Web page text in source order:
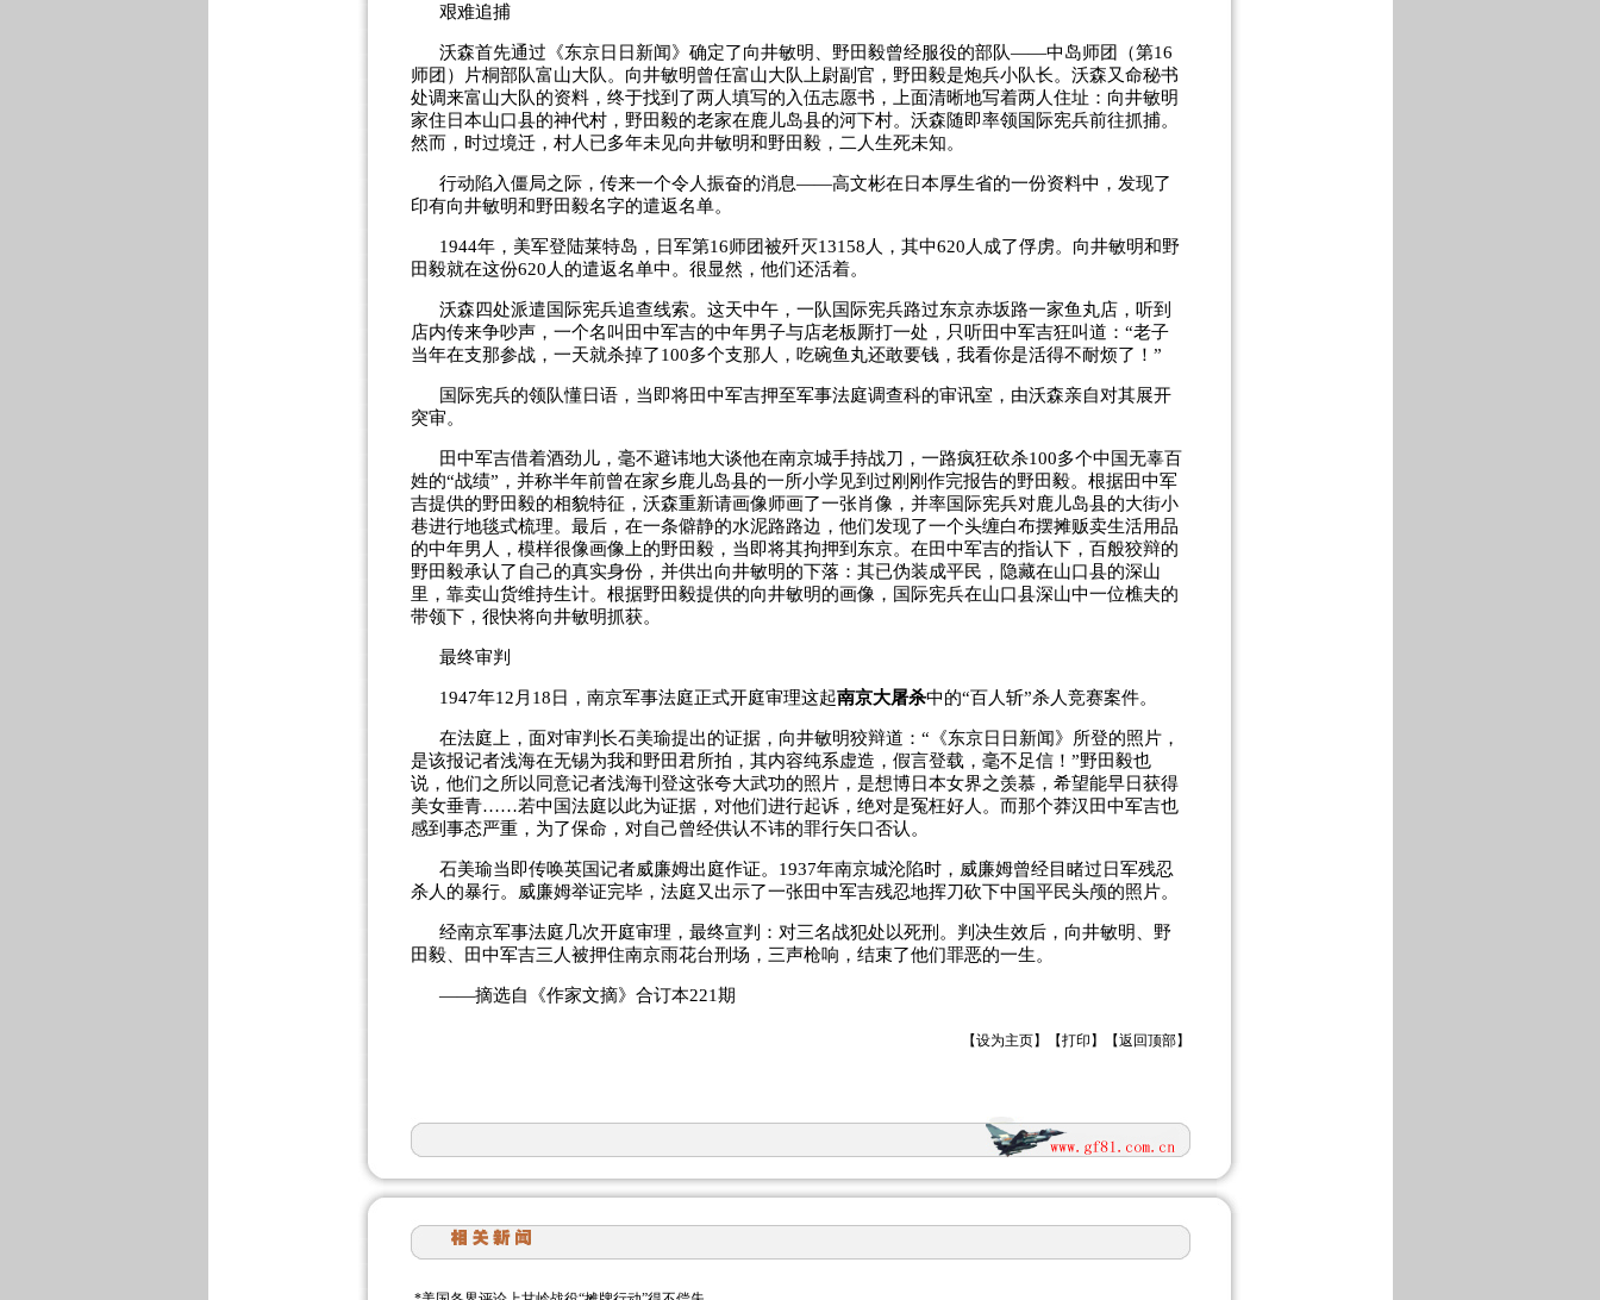
艰难追捕
沃森首先通过《东京日日新闻》确定了向井敏明、野田毅曾经服役的部队——中岛师团（第16
师团）片桐部队富山大队。向井敏明曾任富山大队上尉副官，野田毅是炮兵小队长。沃森又命秘书
处调来富山大队的资料，终于找到了两人填写的入伍志愿书，上面清晰地写着两人住址：向井敏明
家住日本山口县的神代村，野田毅的老家在鹿儿岛县的河下村。沃森随即率领国际宪兵前往抓捕。
然而，时过境迁，村人已多年未见向井敏明和野田毅，二人生死未知。
行动陷入僵局之际，传来一个令人振奋的消息——高文彬在日本厚生省的一份资料中，发现了
印有向井敏明和野田毅名字的遣返名单。
1944年，美军登陆莱特岛，日军第16师团被歼灭13158人，其中620人成了俘虏。向井敏明和野
田毅就在这份620人的遣返名单中。很显然，他们还活着。
沃森四处派遣国际宪兵追查线索。这天中午，一队国际宪兵路过东京赤坂路一家鱼丸店，听到
店内传来争吵声，一个名叫田中军吉的中年男子与店老板厮打一处，只听田中军吉狂叫道：“老子
当年在支那参战，一天就杀掉了100多个支那人，吃碗鱼丸还敢要钱，我看你是活得不耐烦了！”
国际宪兵的领队懂日语，当即将田中军吉押至军事法庭调查科的审讯室，由沃森亲自对其展开
突审。
田中军吉借着酒劲儿，毫不避讳地大谈他在南京城手持战刀，一路疯狂砍杀100多个中国无辜百
姓的“战绩”，并称半年前曾在家乡鹿儿岛县的一所小学见到过刚刚作完报告的野田毅。根据田中军
吉提供的野田毅的相貌特征，沃森重新请画像师画了一张肖像，并率国际宪兵对鹿儿岛县的大街小
巷进行地毯式梳理。最后，在一条僻静的水泥路路边，他们发现了一个头缠白布摆摊贩卖生活用品
的中年男人，模样很像画像上的野田毅，当即将其拘押到东京。在田中军吉的指认下，百般狡辩的
野田毅承认了自己的真实身份，并供出向井敏明的下落：其已伪装成平民，隐藏在山口县的深山
里，靠卖山货维持生计。根据野田毅提供的向井敏明的画像，国际宪兵在山口县深山中一位樵夫的
带领下，很快将向井敏明抓获。
最终审判
1947年12月18日，南京军事法庭正式开庭审理这起南京大屠杀中的“百人斩”杀人竞赛案件。
在法庭上，面对审判长石美瑜提出的证据，向井敏明狡辩道：“《东京日日新闻》所登的照片，
是该报记者浅海在无锡为我和野田君所拍，其内容纯系虚造，假言登载，毫不足信！”野田毅也
说，他们之所以同意记者浅海刊登这张夸大武功的照片，是想博日本女界之羡慕，希望能早日获得
美女垂青……若中国法庭以此为证据，对他们进行起诉，绝对是冤枉好人。而那个莽汉田中军吉也
感到事态严重，为了保命，对自己曾经供认不讳的罪行矢口否认。
石美瑜当即传唤英国记者威廉姆出庭作证。1937年南京城沦陷时，威廉姆曾经目睹过日军残忍
杀人的暴行。威廉姆举证完毕，法庭又出示了一张田中军吉残忍地挥刀砍下中国平民头颅的照片。
经南京军事法庭几次开庭审理，最终宣判：对三名战犯处以死刑。判决生效后，向井敏明、野
田毅、田中军吉三人被押住南京雨花台刑场，三声枪响，结束了他们罪恶的一生。
——摘选自《作家文摘》合订本221期
【设为主页】【打印 】【返回顶部】